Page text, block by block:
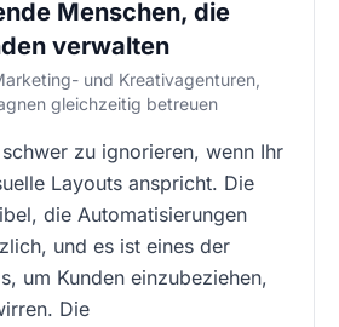
Menschen, die
verwalten
und Kreativagenturen,
gleichzeitig betreuen
zu ignorieren, wenn Ihr
Layouts anspricht. Die
die Automatisierungen
und es ist eines der
um Kunden einzubeziehen,
Die